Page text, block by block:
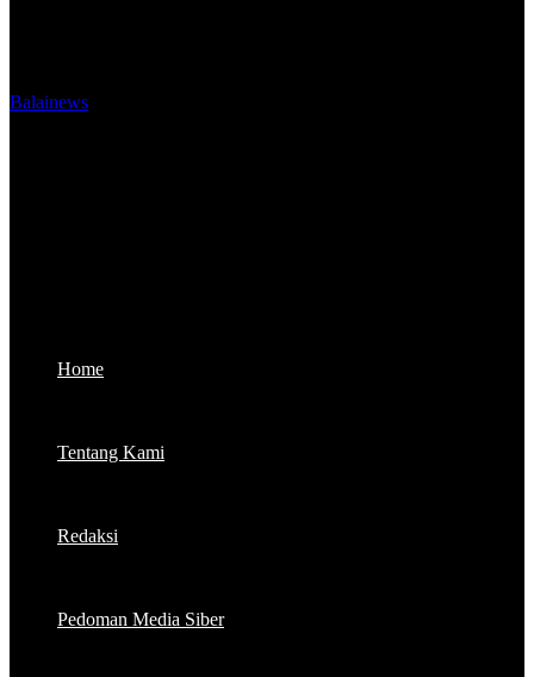
Balainews
Home
Tentang Kami
Redaksi
Pedoman Media Siber